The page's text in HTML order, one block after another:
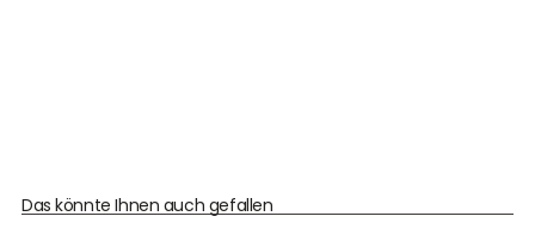
Das könnte Ihnen auch gefallen